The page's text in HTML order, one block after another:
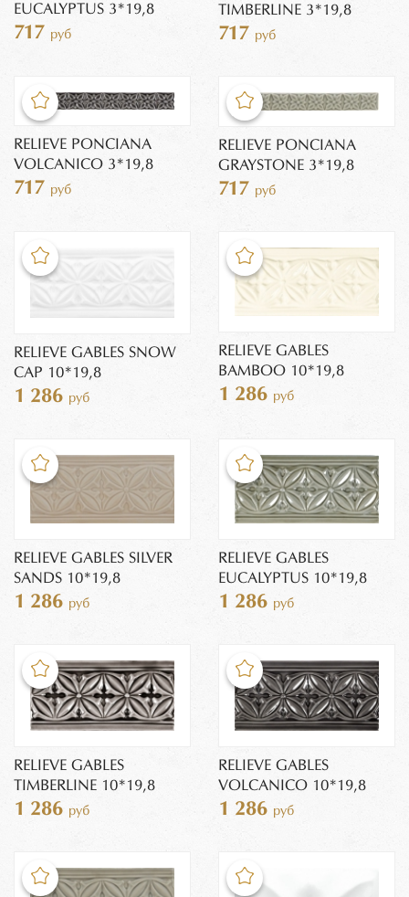
EUCALYPTUS 3*19,8
717 руб
TIMBERLINE 3*19,8
717 руб
RELIEVE PONCIANA
VOLCANICO 3*19,8
717 руб
RELIEVE PONCIANA
GRAYSTONE 3*19,8
717 руб
RELIEVE GABLES SNOW
CAP 10*19,8
1 286 руб
RELIEVE GABLES
BAMBOO 10*19,8
1 286 руб
RELIEVE GABLES SILVER
SANDS 10*19,8
1 286 руб
RELIEVE GABLES
EUCALYPTUS 10*19,8
1 286 руб
RELIEVE GABLES
TIMBERLINE 10*19,8
1 286 руб
RELIEVE GABLES
VOLCANICO 10*19,8
1 286 руб